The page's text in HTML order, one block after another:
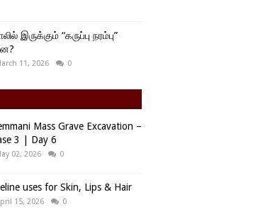
இருக்கும் “கருப்பு நரம்பு”
11, 2026 0
Mass Grave Excavation –
3 | Day 6
02, 2026 0
uses for Skin, Lips & Hair
15, 2026 0